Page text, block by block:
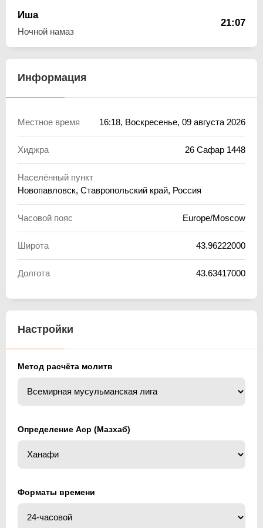
Иша
Ночной намаз
21:07
Информация
Местное время 16:18, Воскресенье, 09 августа 2026
Хиджра 26 Сафар 1448
Населённый пункт
Новопавловск, Ставропольский край, Россия
Часовой пояс Europe/Moscow
Широта 43.96222000
Долгота 43.63417000
Настройки
Метод расчёта молитв
Определение Аср (Мазхаб)
Форматы времени